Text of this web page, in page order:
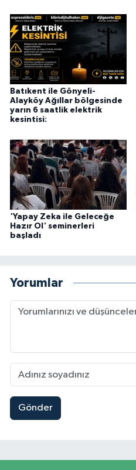
Batıkent ile Gönyeli-
Alayköy Ağıllar bölgesinde
yarın 6 saatlik elektrik
kesintisi:
'Yapay Zeka ile Geleceğe
Hazır Ol' seminerleri
başladı
Yorumlar
Gönder